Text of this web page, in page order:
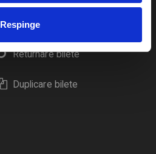
Respinge
Livrare prin curier
Returnare bilete
Duplicare bilete